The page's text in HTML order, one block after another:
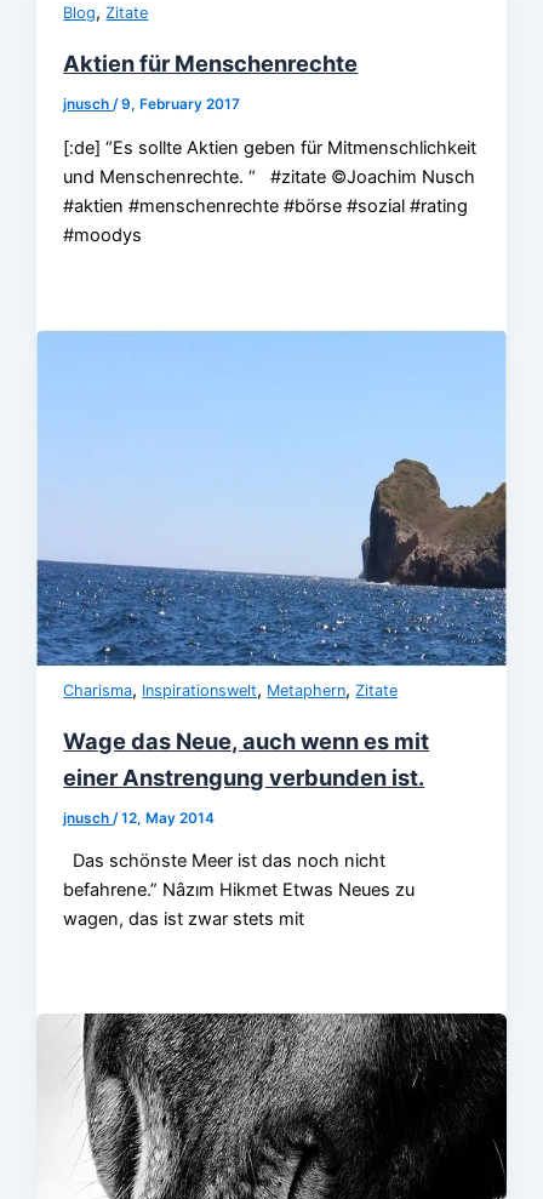
Blog,Zitate
Aktien für Menschenrechte
jnusch/9, February 2017
[:de] “Es sollte Aktien geben für Mitmenschlichkeit
und Menschenrechte. “ #zitate ©Joachim Nusch
#aktien #menschenrechte #börse #sozial #rating
#moodys
Charisma, Inspirationswelt, Metaphern,Zitate
Wage das Neue, auch wenn es mit
einer Anstrengung verbunden ist.
jnusch /12, May 2014
Das schönste Meer ist das noch nicht
befahrene.” Nâzım Hikmet Etwas Neues zu
wagen, das ist zwar stets mit